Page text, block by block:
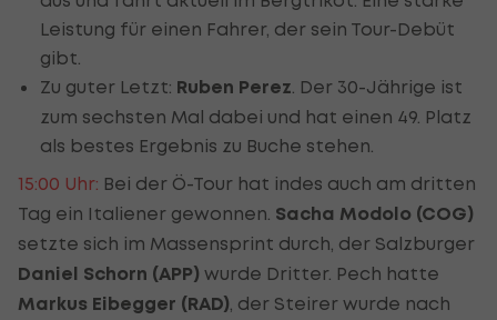
Leistung für einen Fahrer, der sein Tour-Debüt
gibt.
Zu guter Letzt: Ruben Perez . Der 30-Jährige ist
zum sechsten Mal dabei und hat einen 49. Platz
als bestes Ergebnis zu Buche stehen.
15:00 Uhr: Bei der Ö-Tour hat indes auch am dritten
Tag ein Italiener gewonnen. Sacha Modolo (COG)
setzte sich im Massensprint durch, der Salzburger
Daniel Schorn (APP) wurde Dritter. Pech hatte
Markus Eibegger (RAD) , der Steirer wurde nach